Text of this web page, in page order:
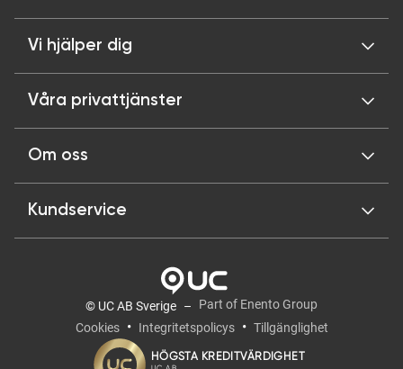
Vi hjälper dig
Våra privattjänster
Om oss
Kundservice
© UC AB Sverige
Part of Enento Group
Cookies
Integritetspolicys Tillgänglighet